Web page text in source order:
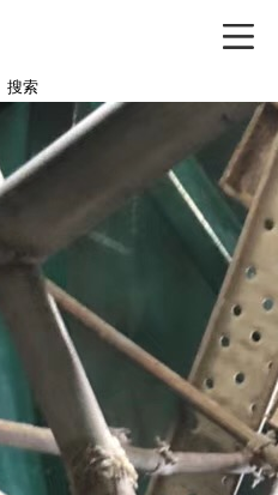
搜索